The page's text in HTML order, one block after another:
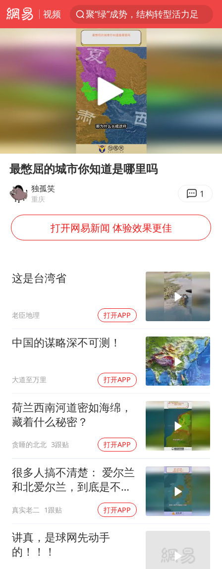
视频
聚“绿”成势，结构转型活力足
郑国霖回应去景区上班被保安拦下
金饰克价大幅跳涨
台风白海豚可能在浙闽沿海登陆
多地要求领导干部带头休假
24小时不关空调 电费会更低吗
龚宝冬烈士安葬仪式举行
中国五箭齐发反制美国
《歌手》歌王之战帮唱嘉宾官宣
要给全体职工“应休尽休”的底气
空调发明出来竟然不是为了给人降温
中国经济展现强大韧性和活力
Play
00:00 00:47
最憋屈的城市你知道是哪里吗
独孤笑
重庆 1
打开网易新闻 体验效果更佳
这是台湾省
老臣地理 打开APP
中国的谋略深不可测！
大道至万里 打开APP
荷兰西南河道密如海绵，
藏着什么秘密？
贪睡的北北 3跟贴 打开APP
很多人搞不清楚： 爱尔兰
和北爱尔兰，到底是不是
真实老二 1跟贴 打开APP
讲真，是球网先动手
的！！！